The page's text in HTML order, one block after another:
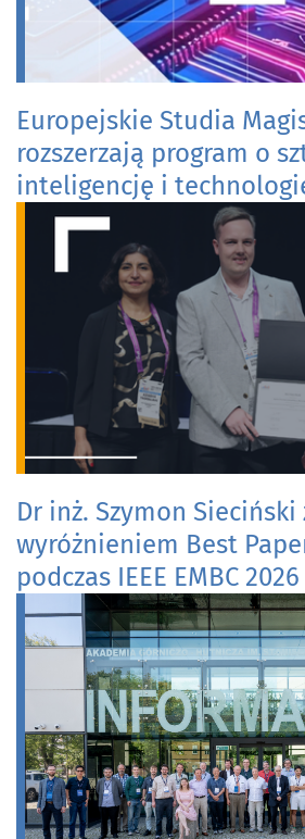
Europejskie Studia
rozszerzają program o
inteligencję i
Dr inż. Szymon Sieciński
wyróżnieniem Best
podczas IEEE EMBC 2026